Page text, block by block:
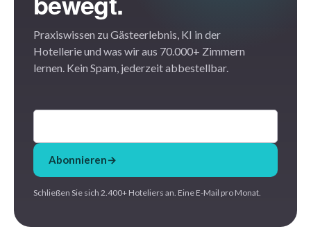
Praxiswissen zu Gästeerlebnis, KI in der
Hotellerie und was wir aus 70.000+ Zimmern
lernen. Kein Spam, jederzeit abbestellbar.
Abonnieren→
Schließen Sie sich 2.400+ Hoteliers an. Eine E-Mail pro Monat.